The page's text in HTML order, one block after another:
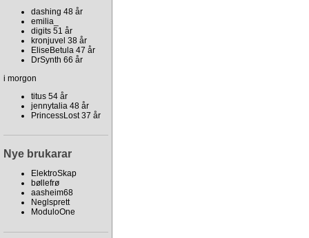
dashing 48 år
emilia_
digits 51 år
kronjuvel 38 år
EliseBetula 47 år
DrSynth 66 år
i morgon
titus 54 år
jennytalia 48 år
PrincessLost 37 år
Nye brukarar
ElektroSkap
bøllefrø
aasheim68
Neglsprett
ModuloOne